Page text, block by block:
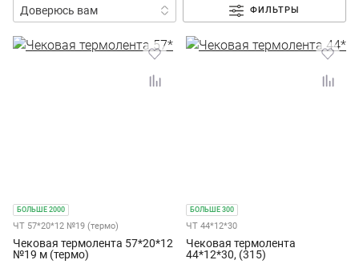
ФИЛЬТРЫ
БОЛЬШЕ 2000
ЧТ 57*20*12 №19 (термо)
Чековая термолента 57*20*12
№19 м (термо)
БОЛЬШЕ 300
ЧТ 44*12*30
Чековая термолента
44*12*30, (315)